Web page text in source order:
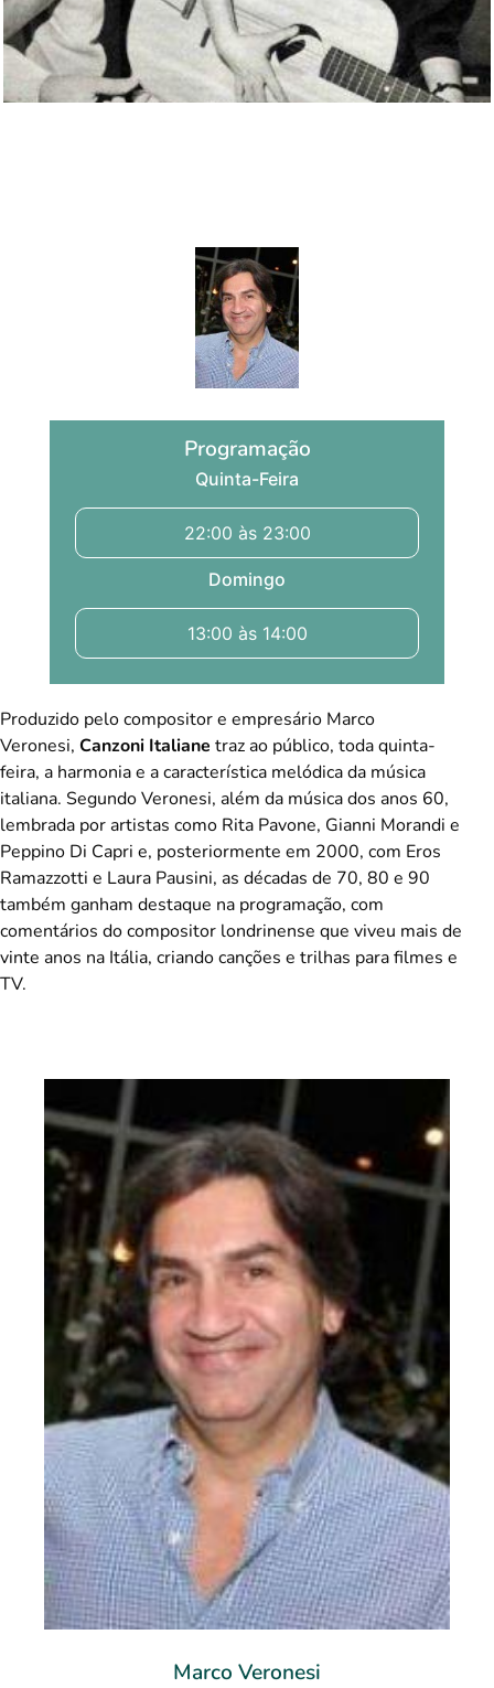
Programação
Quinta-Feira
22:00 às 23:00
Domingo
13:00 às 14:00
Produzido pelo compositor e empresário Marco
Veronesi, Canzoni Italiane traz ao público, toda quinta-
feira, a harmonia e a característica melódica da música
italiana. Segundo Veronesi, além da música dos anos 60,
lembrada por artistas como Rita Pavone, Gianni Morandi e
Peppino Di Capri e, posteriormente em 2000, com Eros
Ramazzotti e Laura Pausini, as décadas de 70, 80 e 90
também ganham destaque na programação, com
comentários do compositor londrinense que viveu mais de
vinte anos na Itália, criando canções e trilhas para filmes e
TV.
Marco Veronesi